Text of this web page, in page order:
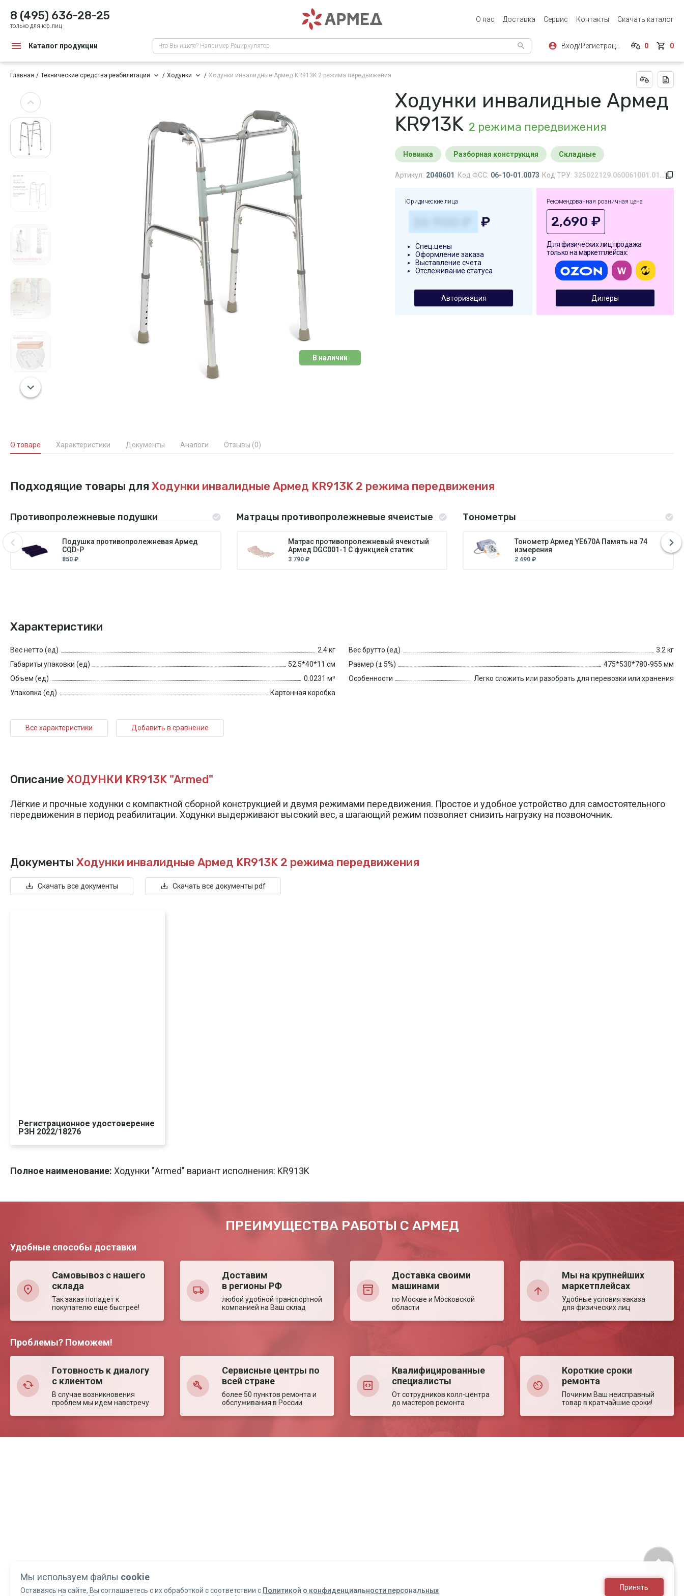
8 (495) 636-28-25
только для юр.лиц
О нас Доставка Сервис Контакты Скачать каталог
Каталог продукции Что Вы ищете? Например Рециркулятор 0 0
Главная Технические средства реабилитации Ходунки Ходунки инвалидные Армед KR913K 2 режима передвижения
В наличии
Ходунки инвалидные Армед
KR913K 2 режима передвижения
Новинка разборная конструкция складные
Артикул: 2040601 Код ФСС: 06-10-01.0073 Код ТРУ:
Юридические лица
₽
Спец.цены
Оформление заказа
Выставление счета
Отслеживание статуса
Авторизация
Рекомендованная розничная цена
2,690 ₽
Для физических лиц продажа
только на маркетплейсах:
Дилеры
О товаре Характеристики Документы Аналоги Отзывы (0)
Подходящие товары для Ходунки инвалидные Армед KR913K 2 режима передвижения
Противопролежневые подушки
Подушка противопролежневая Армед
CQD-P
850 ₽
Матрацы противопролежневые ячеистые
Матрас противопролежневый ячеистый
Армед DGC001-1 С функцией статик
3 790 ₽
Тонометры
Тонометр Армед YE670A Память на 74
измерения
2 490 ₽
Характеристики
Вес нетто (ед)
2.4 кг
Габариты упаковки (ед)
52.5*40*11 см
Объем (ед)
0.0231 м³
Упаковка (ед)
Картонная коробка
Вес брутто (ед)
3.2 кг
Размер (± 5%)
475*530*780-955 мм
Особенности
Легко сложить или разобрать для перевозки или хранения
Все характеристики Добавить в сравнение
Описание ХОДУНКИ KR913K "Armed"
Лёгкие и прочные ходунки с компактной сборной конструкцией и двумя режимами передвижения. Простое и удобное устройство для самостоятельного
передвижения в период реабилитации. Ходунки выдерживают высокий вес, а шагающий режим позволяет снизить нагрузку на позвоночник.
Документы Ходунки инвалидные Армед KR913K 2 режима передвижения
Скачать все документы Скачать все документы pdf
Регистрационное удостоверение
РЗН 2022/18276
Полное наименование: Ходунки "Armed" вариант исполнения: KR913K
ПРЕИМУЩЕСТВА РАБОТЫ С АРМЕД
Удобные способы доставки
Самовывоз с нашего
склада
Так заказ попадет к
покупателю еще быстрее!
Доставим
в регионы РФ
любой удобной транспортной
компанией на Ваш склад
Доставка своими
машинами
по Москве и Московской
области
Мы на крупнейших
маркетплейсах
Удобные условия заказа
для физических лиц
Проблемы? Поможем!
Готовность к диалогу
с клиентом
В случае возникновения
проблем мы идем навстречу
Сервисные центры по
всей стране
более 50 пунктов ремонта и
обслуживания в России
Квалифицированные
специалисты
От сотрудников колл-центра
до мастеров ремонта
Короткие сроки
ремонта
Починим Ваш неисправный
товар в кратчайшие сроки!
Мы используем файлы cookie
Оставаясь на сайте, Вы соглашаетесь с их обработкой с соответствии с Политикой о конфиденциальности персональных
Принять